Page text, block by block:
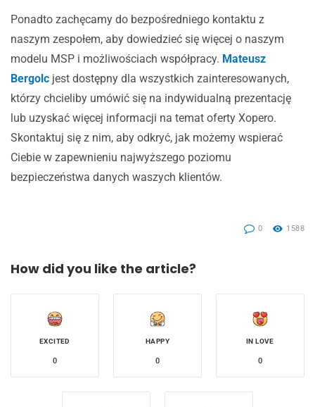
Ponadto zachęcamy do bezpośredniego kontaktu z
naszym zespołem, aby dowiedzieć się więcej o naszym
modelu MSP i możliwościach współpracy. Mateusz
Bergolc jest dostępny dla wszystkich zainteresowanych,
którzy chcieliby umówić się na indywidualną prezentację
lub uzyskać więcej informacji na temat oferty Xopero.
Skontaktuj się z nim, aby odkryć, jak możemy wspierać
Ciebie w zapewnieniu najwyższego poziomu
bezpieczeństwa danych waszych klientów.
0 1588
How did you like the article?
EXCITED
0
HAPPY
0
IN LOVE
0